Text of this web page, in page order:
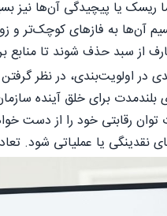
ریسک یا پیچیدگی آن‌ها نیز
آن‌ها به فازهای کوچک‌تر و
از سبد حذف شوند تا منابع
در اولویت‌بندی، در نظر
برای خلق آینده
توان رقابتی خود را از دست
نقدینگی یا عملیاتی شود.